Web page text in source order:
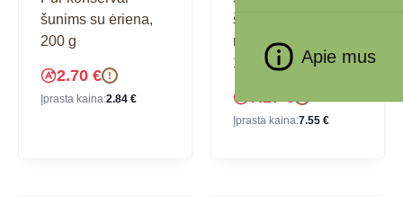
Apie mus
šunims su ėriena,
200 g
2.70 € !
Įprasta kaina:2.84 €
šunims su ėriena ir
ryžiais Neuseeland
1 kg
7.17€
Įprasta kaina:7.55 €